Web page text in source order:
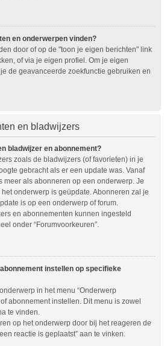
en onderwerpen vinden?
door of op de "toon je eigen berichten" link
of via je eigen profiel. Om je eigen
de geavanceerde zoekfunctie gebruiken en
en bladwijzers
bladwijzer en abonnement?
zoals de bladwijzers (of favorieten) in je
gebracht als er een update was. Vanaf
meer als abonneren op een onderwerp. Je
onderwerp is geüpdate. Abonneren zal je
is op een onderwerp of forum.
en abonnementen kunnen ingesteld
onder “Forumvoorkeuren”.
instellen op specifieke
in het menu “Onderwerp
abonnement instellen. Dit menu is zowel
te vinden.
op het onderwerp door bij het reageren de
reactie is geplaatst” aan te vinken.